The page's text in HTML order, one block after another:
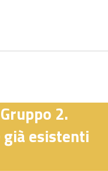
2.
esistenti